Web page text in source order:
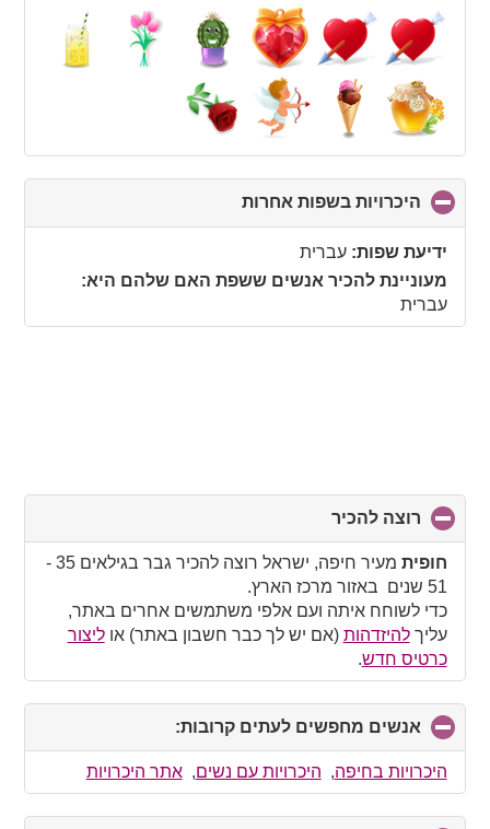
collapse
contents
היכרויות בשפות אחרות
to
ידיעת שפות: עברית
מעוניינת להכיר אנשים ששפת האם שלהם היא:
עברית
רוצה להכיר
to
collapse
contents
חופית
מעיר חיפה, ישראל רוצה להכיר גבר בגילאים 35 -
51 שנים באזור מרכז הארץ.
כדי לשוחח איתה ועם אלפי משתמשים אחרים באתר,
עליךלהיזדהות (אם יש לך כבר חשבון באתר) אוליצור
כרטיס חדש.
אנשים מחפשים לעתים קרובות:
to
collapse
contents
היכרויות בחיפה, היכרויות עם נשים,אתר היכרויות